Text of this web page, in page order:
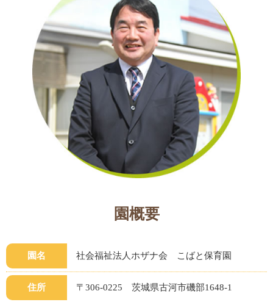
園概要
園名 社会福祉法人ホザナ会 こばと保育園
住所 〒306-0225 茨城県古河市磯部1648-1